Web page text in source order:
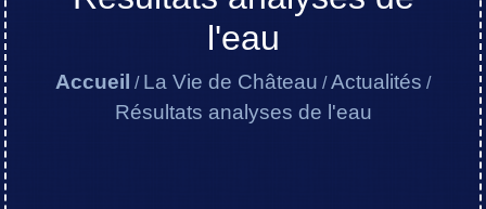
l'eau
Accueil / La Vie de Château /Actualités /
Résultats analyses de l'eau